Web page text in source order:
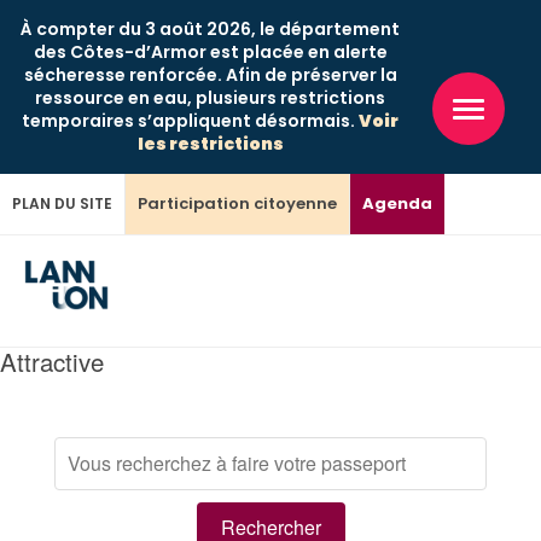
À compter du 3 août 2026, le département
des Côtes-d’Armor est placée en alerte
sécheresse renforcée. Afin de préserver la
ressource en eau, plusieurs restrictions
temporaires s’appliquent désormais. Voir
les restrictions
PLAN DU SITE Participation citoyenne Agenda
et nature
Le conseil municipal
L'action culturelle à Lannion
État civil
Mes démarches
Attractive
Rechercher